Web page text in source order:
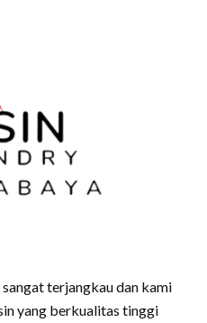
terjangkau dan kami
yang berkualitas tinggi